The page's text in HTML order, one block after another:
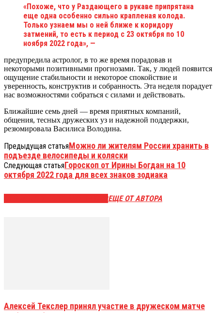
«Похоже, что у Раздающего в рукаве припрятана
еще одна особенно сильно крапленая колода.
Только узнаем мы о ней ближе к коридору
затмений, то есть к период с 23 октября по 10
ноября 2022 года», —
предупредила астролог, в то же время порадовав и
некоторыми позитивными прогнозами. Так, у людей появится
ощущение стабильности и некоторое спокойствие и
уверенность, конструктив и собранность. Эта неделя порадует
нас возможностями собраться с силами и действовать.
Ближайшие семь дней — время приятных компаний,
общения, тесных дружеских уз и надежной поддержки,
резюмировала Василиса Володина.
Предыдущая статьяМожно ли жителям России хранить в
подъезде велосипеды и коляски
Следующая статьяГороскоп от Ирины Богдан на 10
октября 2022 года для всех знаков зодиака
ЕЩЕ ОТ АВТОРА
Алексей Текслер принял участие в дружеском матче